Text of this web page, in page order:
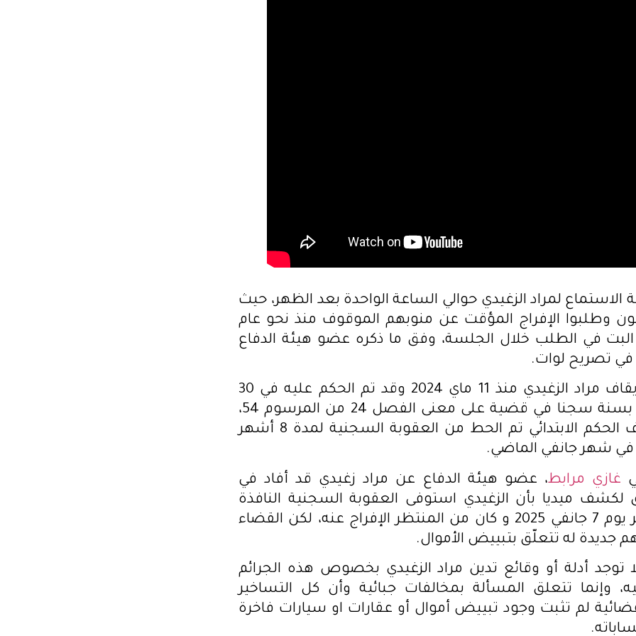
لمراد الزغيدي حوالي الساعة الواحدة بعد الظهر، حيث
وطلبوا الإفراج المؤقت عن منوبهم الموقوف منذ نحو عام
في الطلب خلال الجلسة، وفق ما ذكره عضو هيئة الدفاع
في تصريح لوات.
يذكر أنه تم ايقاف مراد الزغيدي منذ 11 ماي 2024 وقد تم الحكم عليه في 30
جويلية 2024 بسنة سجنا في قضية على معنى الفصل 24 من المرسوم 54،
وبعد استئناف الحكم الابتدائي تم الحط من العقوبة السجنية لمدة 8 أشهر
في شهر جانفي الماضي.
غازي مرابط، عضو هيئة الدفاع عن مراد زغيدي قد أفاد في
ميديا بأن الزغيدي استوفى العقوبة السجنية النافذة
لمدة 8 أشهر يوم 7 جانفي 2025 و كان من المنتظر الإفراج عنه، لكن القضاء
جديدة له تتعلّق بتبييض الأموال.
توجد أدلة أو وقائع تدين مراد الزغيدي بخصوص هذه الجرائم
وإنما تتعلق المسألة بمخالفات جبائية وأن كل التساخير
لم تثبت وجود تبييض أموال أو عقارات او سيارات فاخرة